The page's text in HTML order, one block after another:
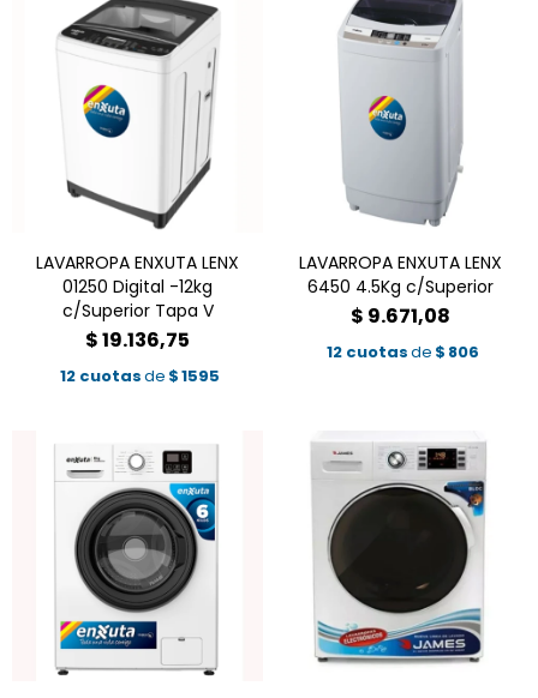
LAVARROPA ENXUTA LENX
01250 Digital -12kg
c/Superior Tapa V
$19.136,75
12 cuotasde $1595
LAVARROPA ENXUTA LENX
6450 4.5Kg c/Superior
$ 9.671,08
12 cuotasde $ 806